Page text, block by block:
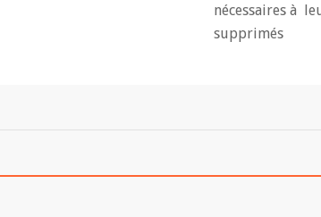
nécessaires à
supprimés